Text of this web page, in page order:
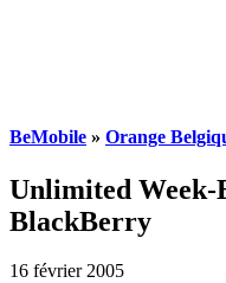
BeMobile » Orange
Unlimited Week-
BlackBerry
16 février 2005